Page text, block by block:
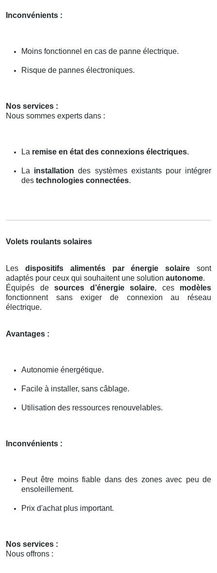
Inconvénients :
Moins fonctionnel en cas de panne électrique.
Risque de pannes électroniques.
Nos services :
Nous sommes experts dans :
La remise en état des connexions électriques.
La installation des systèmes existants pour intégrer
des technologies connectées.
Volets roulants solaires
Les dispositifs alimentés par énergie solaire sont
adaptés pour ceux qui souhaitent une solution autonome.
Équipés de sources d’énergie solaire, ces modèles
fonctionnent sans exiger de connexion au réseau
électrique.
Avantages :
Autonomie énergétique.
Facile à installer, sans câblage.
Utilisation des ressources renouvelables.
Inconvénients :
Peut être moins fiable dans des zones avec peu de
ensoleillement.
Prix d'achat plus important.
Nos services :
Nous offrons :